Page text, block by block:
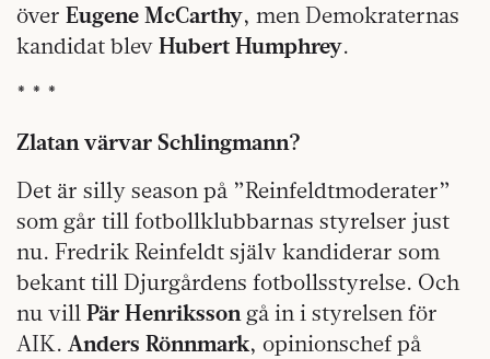
över Eugene McCarthy, men Demokraternas
kandidat blev Hubert Humphrey.
* * *
Zlatan värvar Schlingmann?
Det är silly season på ”Reinfeldtmoderater”
som går till fotbollklubbarnas styrelser just
nu. Fredrik Reinfeldt själv kandiderar som
bekant till Djurgårdens fotbollsstyrelse. Och
nu vill Pär Henrikssongå in i styrelsen för
AIK. Anders Rönnmark, opinionschef på